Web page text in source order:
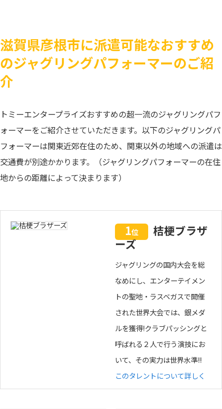
滋賀県彦根市に派遣可能なおすすめ
のジャグリングパフォーマーのご紹
介
トミーエンタープライズおすすめの超一流のジャグリングパフ
ォーマーをご紹介させていただきます。以下のジャグリングパ
フォーマーは関東近郊在住のため、関東以外の地域への派遣は
交通費が別途かかります。（ジャグリングパフォーマーの在住
地からの距離によって決まります）
1位
桔梗ブラザ
ーズ
ジャグリングの国内大会を総
なめにし、エンターテイメン
トの聖地・ラスベガスで開催
された世界大会では、銀メダ
ルを獲得!クラブパッシングと
呼ばれる２人で行う演技にお
いて、その実力は世界水準!!
このタレントについて詳しく